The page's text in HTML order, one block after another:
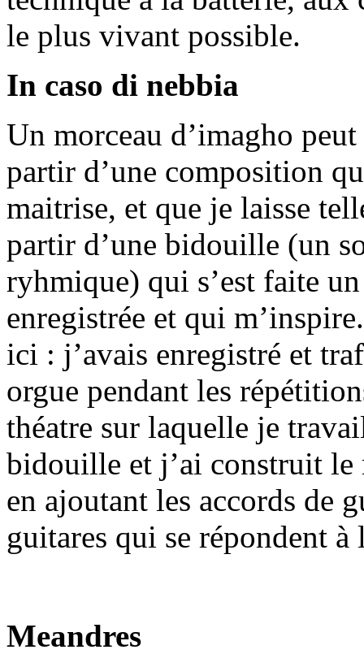
le plus vivant possible.
In caso di nebbia
Un morceau d’imagho
partir d’une composition
maitrise, et que je laisse
partir d’une bidouille (un
ryhmique) qui s’est faite
enregistrée et qui
ici : j’avais enregistré et
orgue pendant les
théatre sur laquelle je
bidouille et j’ai construit le
en ajoutant les accords de
guitares qui se répondent à
Meandres